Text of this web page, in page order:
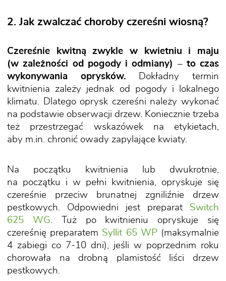
2. Jak zwalczać choroby czereśni wiosną?
Czereśnie kwitną zwykle w kwietniu i maju
(w zależności od pogody i odmiany) – to czas
wykonywania oprysków. Dokładny termin
kwitnienia zależy jednak od pogody i lokalnego
klimatu. Dlatego oprysk czereśni należy wykonać
na podstawie obserwacji drzew. Koniecznie trzeba
też przestrzegać wskazówek na etykietach,
aby m.in. chronić owady zapylające kwiaty.
Na początku kwitnienia lub dwukrotnie,
na początku i w pełni kwitnienia, opryskuje się
czereśnie przeciw brunatnej zgniliźnie drzew
pestkowych. Odpowiedni jest preparat Switch
625 WG. Tuż po kwitnieniu opryskuje się
czereśnię preparatem Syllit 65 WP(maksymalnie
4 zabiegi co 7-10 dni), jeśli w poprzednim roku
chorowała na drobną plamistość liści drzew
pestkowych.